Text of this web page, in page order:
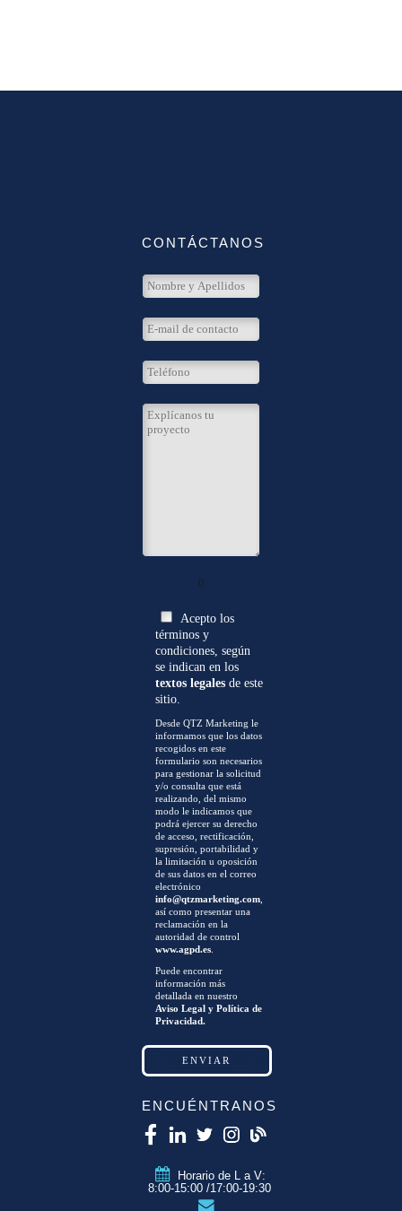
CONTÁCTANOS
0
Acepto los
términos y
condiciones, según
se indican en los
textos legalesde este
sitio.
Desde QTZ Marketing le
informamos que los datos
recogidos en este
formulario son necesarios
para gestionar la solicitud
y/o consulta que está
realizando, del mismo
modo le indicamos que
podrá ejercer su derecho
de acceso, rectificación,
supresión, portabilidad y
la limitación u oposición
de sus datos en el correo
electrónico
info@qtzmarketing.com,
así como presentar una
reclamación en la
autoridad de control
www.agpd.es.
Puede encontrar
información más
detallada en nuestro
Aviso Legal y Política de
Privacidad.
ENCUÉNTRANOS
Horario de L a V:
8:00-15:00 /17:00-19:30